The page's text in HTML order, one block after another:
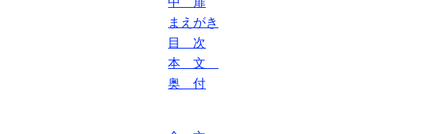
まえがき
目 次
本 文
奥 付